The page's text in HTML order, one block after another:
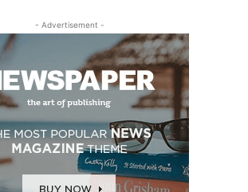
- Advertisement -